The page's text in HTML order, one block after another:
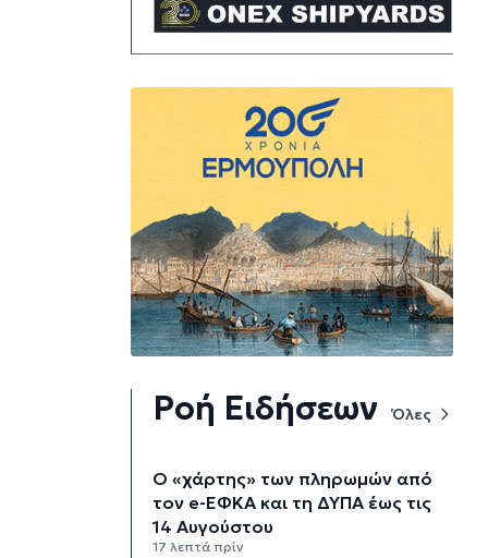
Ροή Ειδήσεων Όλες
Ο «χάρτης» των πληρωμών από
τον e-ΕΦΚΑ και τη ΔΥΠΑ έως τις
14 Αυγούστου
17 λεπτά πρίν